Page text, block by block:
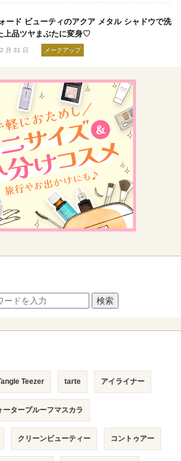
ード ビューティのアクア メタル シャドウで洗
上品ツヤまぶたに変身♡
月 31 日 メークアップ
検索
Teezer tarte アイライナー
ータープルーフマスカラ
クリーンビューティー コントゥアー